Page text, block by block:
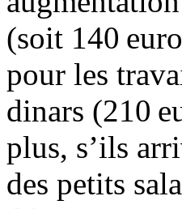
(soit 140
pour les
dinars (210
plus, s’ils
des petits